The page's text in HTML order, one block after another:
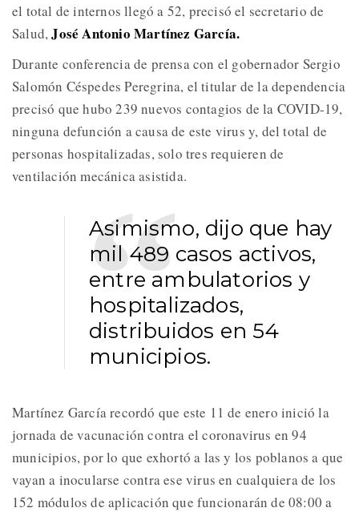
el total de internos llegó a 52, precisó el secretario de
Salud,José Antonio Martínez García.
Durante conferencia de prensa con el gobernador Sergio
Salomón Céspedes Peregrina, el titular de la dependencia
precisó que hubo 239 nuevos contagios de la COVID-19,
ninguna defunción a causa de este virus y, del total de
personas hospitalizadas, solo tres requieren de
ventilación mecánica asistida.
Asimismo, dijo que hay
mil 489 casos activos,
entre ambulatorios y
hospitalizados,
distribuidos en 54
municipios.
Martínez García recordó que este 11 de enero inició la
jornada de vacunación contra el coronavirus en 94
municipios, por lo que exhortó a las y los poblanos a que
vayan a inocularse contra ese virus en cualquiera de los
152 módulos de aplicación que funcionarán de 08:00 a